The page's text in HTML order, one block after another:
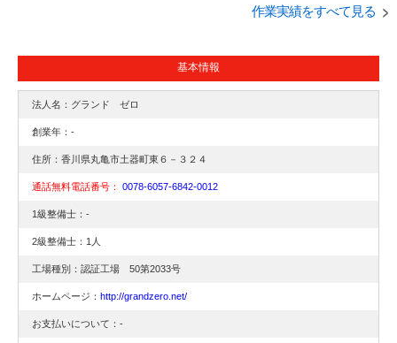
全く違ったものにな
す!
作業実績をすべて見る
基本情報
法人名：グランド ゼロ
創業年：-
住所：香川県丸亀市土器町東６－３２４
通話無料電話番号： 0078-6057-6842-0012
1級整備士：-
2級整備士：1人
工場種別：認証工場 50第2033号
ホームページ： http://grandzero.net/
お支払いについて：-